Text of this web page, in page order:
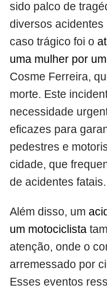
sido palco de
diversos
caso trágico foi o
uma mulher por
Cosme Ferreira,
morte. Este
necessidade
eficazes para
pedestres e
cidade, que
de acidentes fatais.
Além disso, um
um motociclista
atenção, onde o
arremessado por
Esses eventos